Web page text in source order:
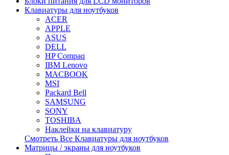
Клавиатуры для ноутбуков
ACER
APPLE
ASUS
DELL
HP Compaq
IBM Lenovo
MACBOOK
MSI
Packard Bell
SAMSUNG
SONY
TOSHIBA
Наклейки на клавиатуру
Смотреть Все Клавиатуры для ноутбуков
Матрицы / экраны для ноутбуков